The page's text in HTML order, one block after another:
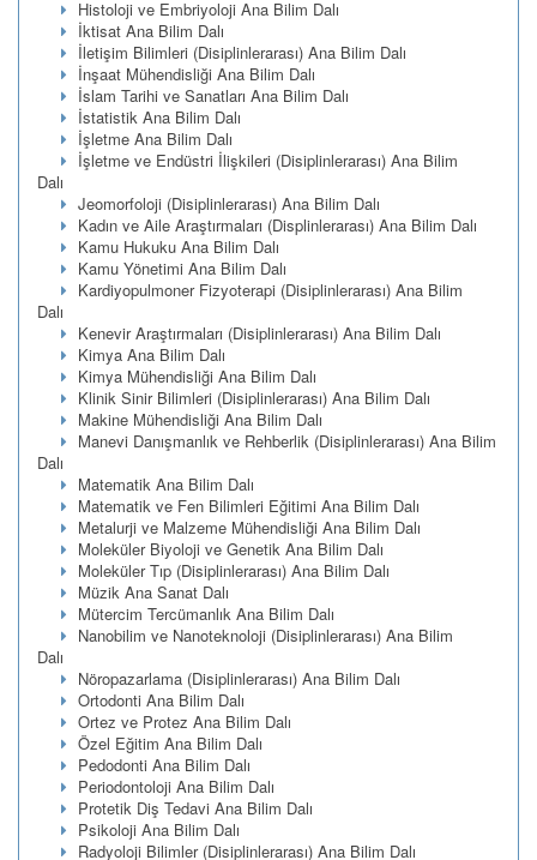
Histoloji ve Embriyoloji Ana Bilim Dalı
İktisat Ana Bilim Dalı
İletişim Bilimleri (Disiplinlerarası) Ana Bilim Dalı
İnşaat Mühendisliği Ana Bilim Dalı
İslam Tarihi ve Sanatları Ana Bilim Dalı
İstatistik Ana Bilim Dalı
İşletme Ana Bilim Dalı
İşletme ve Endüstri İlişkileri (Disiplinlerarası) Ana Bilim
Dalı
Jeomorfoloji (Disiplinlerarası) Ana Bilim Dalı
Kadın ve Aile Araştırmaları (Displinlerarası) Ana Bilim Dalı
Kamu Hukuku Ana Bilim Dalı
Kamu Yönetimi Ana Bilim Dalı
Kardiyopulmoner Fizyoterapi (Disiplinlerarası) Ana Bilim
Dalı
Kenevir Araştırmaları (Disiplinlerarası) Ana Bilim Dalı
Kimya Ana Bilim Dalı
Kimya Mühendisliği Ana Bilim Dalı
Klinik Sinir Bilimleri (Disiplinlerarası) Ana Bilim Dalı
Makine Mühendisliği Ana Bilim Dalı
Manevi Danışmanlık ve Rehberlik (Disiplinlerarası) Ana Bilim
Dalı
Matematik Ana Bilim Dalı
Matematik ve Fen Bilimleri Eğitimi Ana Bilim Dalı
Metalurji ve Malzeme Mühendisliği Ana Bilim Dalı
Moleküler Biyoloji ve Genetik Ana Bilim Dalı
Moleküler Tıp (Disiplinlerarası) Ana Bilim Dalı
Müzik Ana Sanat Dalı
Mütercim Tercümanlık Ana Bilim Dalı
Nanobilim ve Nanoteknoloji (Disiplinlerarası) Ana Bilim
Dalı
Nöropazarlama (Disiplinlerarası) Ana Bilim Dalı
Ortodonti Ana Bilim Dalı
Ortez ve Protez Ana Bilim Dalı
Özel Eğitim Ana Bilim Dalı
Pedodonti Ana Bilim Dalı
Periodontoloji Ana Bilim Dalı
Protetik Diş Tedavi Ana Bilim Dalı
Psikoloji Ana Bilim Dalı
Radyoloji Bilimler (Disiplinlerarası) Ana Bilim Dalı